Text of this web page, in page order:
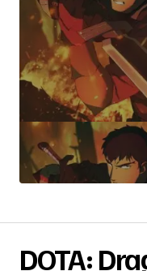
DOTA: